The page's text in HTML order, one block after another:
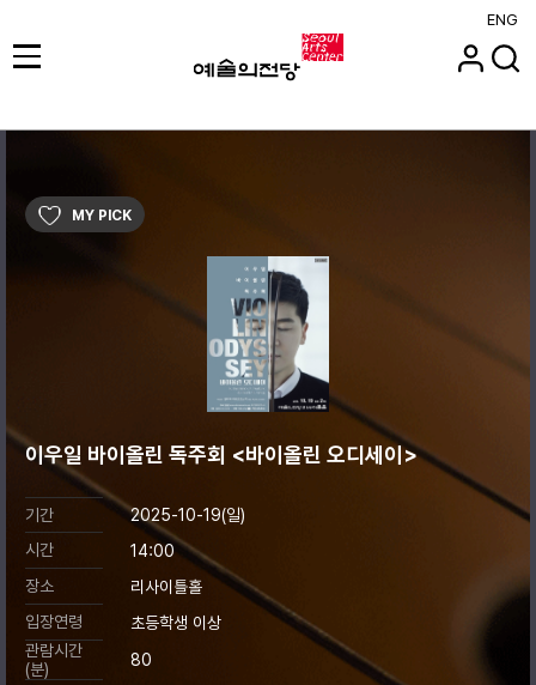
ENG
MY PICK
이우일 바이올린 독주회 <바이올린 오디세이>
기간
2025-10-19(일)
시간
14:00
장소
리사이틀홀
입장연령
초등학생 이상
관람시간
(분)
80